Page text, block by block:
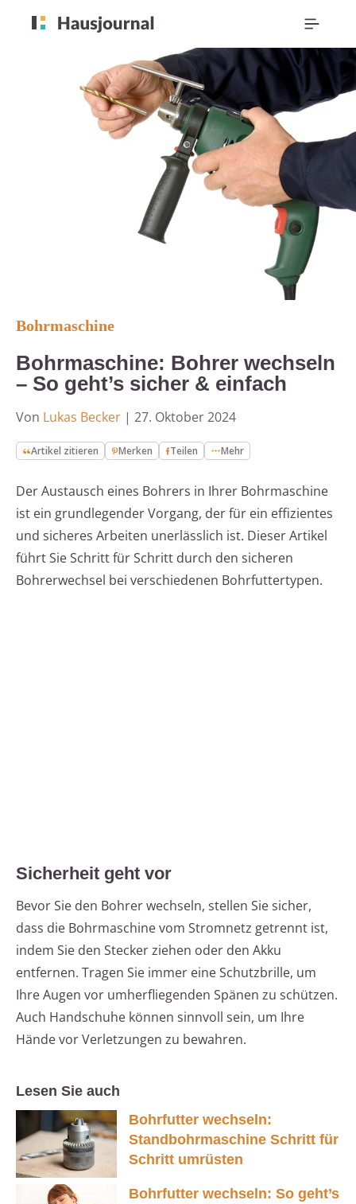
Bohrmaschine
Bohrmaschine: Bohrer wechseln
– So geht’s sicher & einfach
Von Lukas Becker | 27. Oktober 2024
Artikel zitieren Merken Teilen Mehr
Der Austausch eines Bohrers in Ihrer Bohrmaschine
ist ein grundlegender Vorgang, der für ein effizientes
und sicheres Arbeiten unerlässlich ist. Dieser Artikel
führt Sie Schritt für Schritt durch den sicheren
Bohrerwechsel bei verschiedenen Bohrfuttertypen.
Sicherheit geht vor
Bevor Sie den Bohrer wechseln, stellen Sie sicher,
dass die Bohrmaschine vom Stromnetz getrennt ist,
indem Sie den Stecker ziehen oder den Akku
entfernen. Tragen Sie immer eine Schutzbrille, um
Ihre Augen vor umherfliegenden Spänen zu schützen.
Auch Handschuhe können sinnvoll sein, um Ihre
Hände vor Verletzungen zu bewahren.
Lesen Sie auch
Bohrfutter wechseln:
Standbohrmaschine Schritt für
Schritt umrüsten
Bohrfutter wechseln: So geht’s